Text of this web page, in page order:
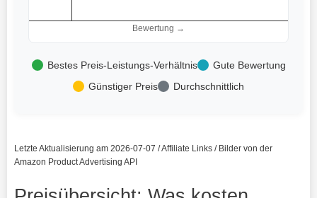
Bewertung →
Bestes Preis-Leistungs-Verhältnis
Gute Bewertung
Günstiger Preis
Durchschnittlich
Letzte Aktualisierung am 2026-07-07 / Affiliate Links / Bilder von der
Amazon Product Advertising API